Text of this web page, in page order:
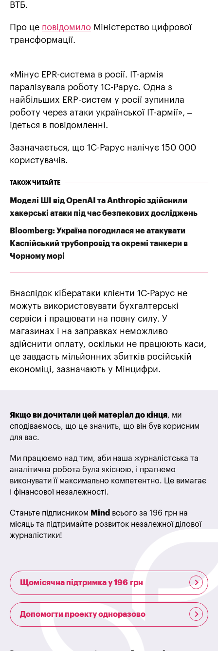
ВТБ.
Про це повідомило Міністерство цифрової
трансформації.
«Мінус EPR-система в росії. ІТ-армія
паралізувала роботу 1С-Рарус. Одна з
найбільших ERP-систем у росії зупинила
роботу через атаки української ІТ-армії», –
ідеться в повідомленні.
Зазначається, що 1С-Рарус налічує 150 000
користувачів.
ТАКОЖ ЧИТАЙТЕ
Моделі ШІ від OpenAI та Anthropic здійснили
хакерські атаки під час безпекових досліджень
Bloomberg: Україна погодилася не атакувати
Каспійський трубопровід та окремі танкери в
Чорному морі
Внаслідок кібератаки клієнти 1С-Рарус не
можуть використовувати бухгалтерські
сервіси і працювати на повну силу. У
магазинах і на заправках неможливо
здійснити оплату, оскільки не працюють каси,
це завдасть мільйонних збитків російській
економіці, зазначають у Мінцифри.
Якщо ви дочитали цей матеріал до кінця, ми
сподіваємось, що це значить, що він був корисним
для вас.
Ми працюємо над тим, аби наша журналістська та
аналітична робота була якісною, і прагнемо
виконувати її максимально компетентно. Це вимагає
і фінансової незалежності.
Станьте підписником Mind всього за 196 грн на
місяць та підтримайте розвиток незалежної ділової
журналістики!
Щомісячна підтримка у 196 грн
Допомогти проекту одноразово